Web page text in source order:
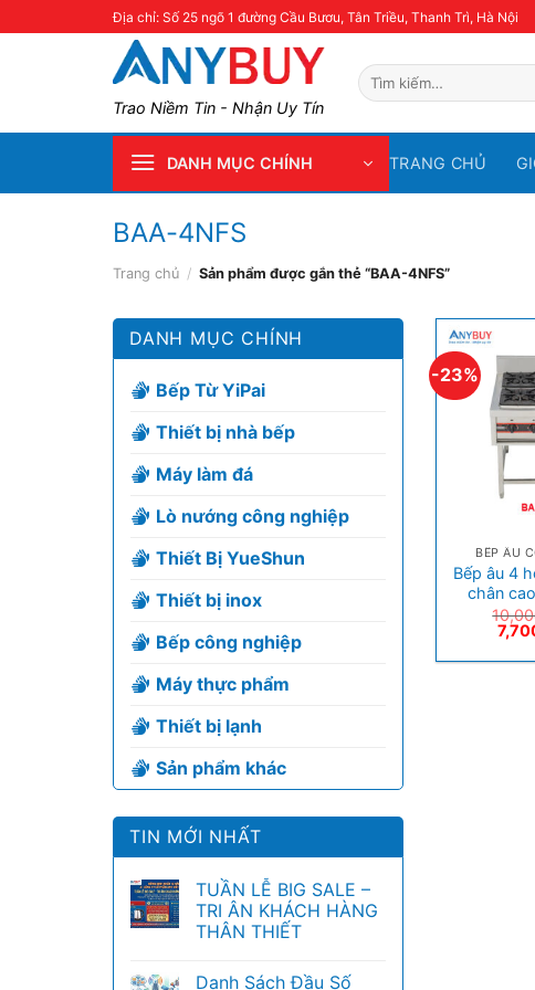
Địa chỉ: Số 25 ngõ 1 đường Cầu Bươu, Tân Triều, Thanh Trì, Hà Nội
Trao Niềm Tin - Nhận Uy Tín
Tìm
kiếm:
DANH MỤC CHÍNH TRANG CHỦ
BAA-4NFS
Trang chủ / Sản phẩm được gắn thẻ “BAA-4NFS”
DANH MỤC CHÍNH
Bếp Từ YiPai
Thiết bị nhà bếp
Máy làm đá
Lò nướng công nghiệp
Thiết Bị YueShun
Thiết bị inox
Bếp công nghiệp
Máy thực phẩm
Thiết bị lạnh
Sản phẩm khác
TIN MỚI NHẤT
TUẦN LỄ BIG SALE –
TRI ÂN KHÁCH HÀNG
THÂN THIẾT
Danh Sách Đầu Số
-23%
BẾP ÂU
Bếp âu 4
chân